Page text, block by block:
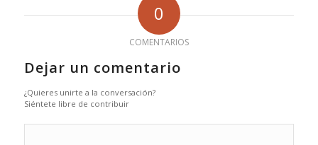
0
COMENTARIOS
Dejar un comentario
¿Quieres unirte a la conversación?
Siéntete libre de contribuir